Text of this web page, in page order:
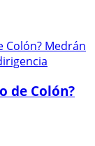
de Colón?